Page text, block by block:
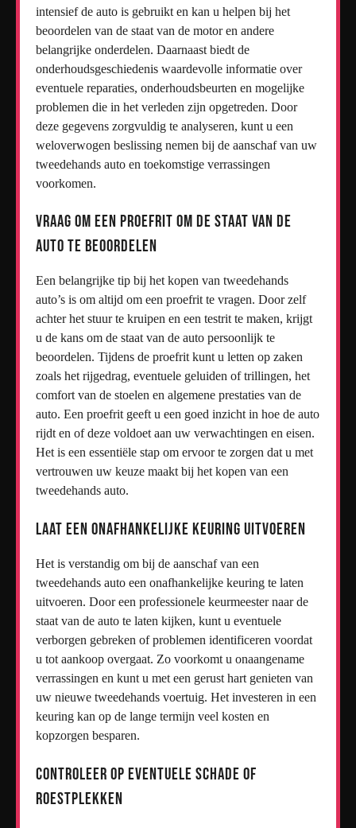
intensief de auto is gebruikt en kan u helpen bij het
beoordelen van de staat van de motor en andere
belangrijke onderdelen. Daarnaast biedt de
onderhoudsgeschiedenis waardevolle informatie over
eventuele reparaties, onderhoudsbeurten en mogelijke
problemen die in het verleden zijn opgetreden. Door
deze gegevens zorgvuldig te analyseren, kunt u een
weloverwogen beslissing nemen bij de aanschaf van uw
tweedehands auto en toekomstige verrassingen
voorkomen.
Vraag om een proefrit om de staat van de
auto te beoordelen
Een belangrijke tip bij het kopen van tweedehands
auto’s is om altijd om een proefrit te vragen. Door zelf
achter het stuur te kruipen en een testrit te maken, krijgt
u de kans om de staat van de auto persoonlijk te
beoordelen. Tijdens de proefrit kunt u letten op zaken
zoals het rijgedrag, eventuele geluiden of trillingen, het
comfort van de stoelen en algemene prestaties van de
auto. Een proefrit geeft u een goed inzicht in hoe de auto
rijdt en of deze voldoet aan uw verwachtingen en eisen.
Het is een essentiële stap om ervoor te zorgen dat u met
vertrouwen uw keuze maakt bij het kopen van een
tweedehands auto.
Laat een onafhankelijke keuring uitvoeren
Het is verstandig om bij de aanschaf van een
tweedehands auto een onafhankelijke keuring te laten
uitvoeren. Door een professionele keurmeester naar de
staat van de auto te laten kijken, kunt u eventuele
verborgen gebreken of problemen identificeren voordat
u tot aankoop overgaat. Zo voorkomt u onaangename
verrassingen en kunt u met een gerust hart genieten van
uw nieuwe tweedehands voertuig. Het investeren in een
keuring kan op de lange termijn veel kosten en
kopzorgen besparen.
Controleer op eventuele schade of
roestplekken